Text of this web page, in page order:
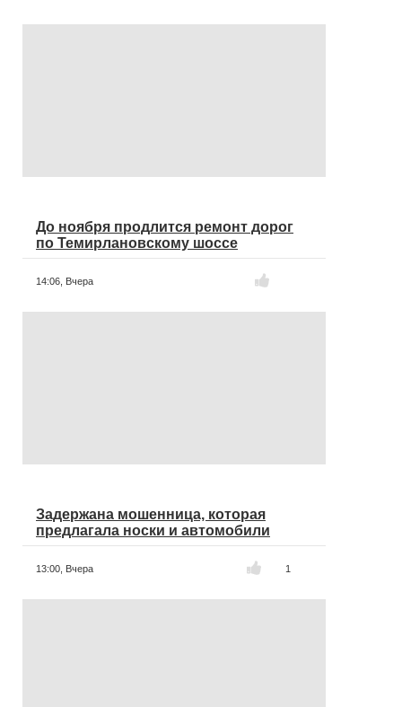
До ноября продлится ремонт дорог
по Темирлановскому шоссе
14:06, Вчера
Задержана мошенница, которая
предлагала носки и автомобили
13:00, Вчера 1